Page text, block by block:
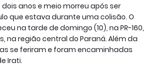
anos e meio morreu após ser
que estava durante uma colisão. O
na tarde de domingo (10), na PR-160,
na região central do Paraná. Além da
se feriram e foram encaminhadas
Irati.